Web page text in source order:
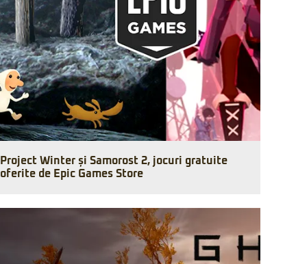
Project Winter și Samorost 2, jocuri gratuite
oferite de Epic Games Store